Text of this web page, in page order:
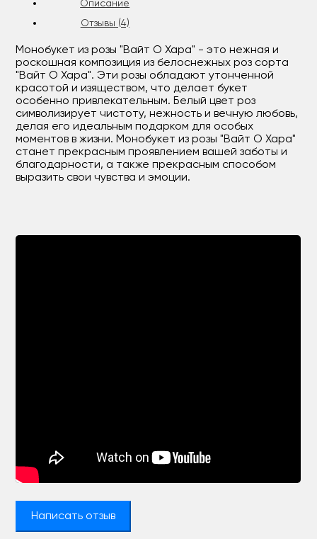
Описание
Отзывы (4)
Монобукет из розы "Вайт О Хара" - это нежная и
роскошная композиция из белоснежных роз сорта
"Вайт О Хара". Эти розы обладают утонченной
красотой и изяществом, что делает букет
особенно привлекательным. Белый цвет роз
символизирует чистоту, нежность и вечную любовь,
делая его идеальным подарком для особых
моментов в жизни. Монобукет из розы "Вайт О Хара"
станет прекрасным проявлением вашей заботы и
благодарности, а также прекрасным способом
выразить свои чувства и эмоции.
Написать отзыв